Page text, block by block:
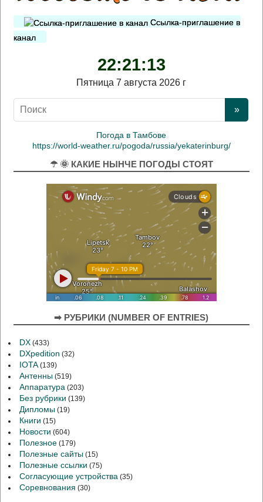
Ссылка-приглашение в
канал
22:21:13
Пятница 7 августа 2026 г
Погода в Тамбове
https://world-weather.ru/pogoda/russia/yekaterinburg/
☂ 🌞 КАКИЕ НЫНЧЕ ПОГОДЫ СТОЯТ
➡ РУБРИКИ (NUMBER OF ENTRIES)
DX (433)
DXpedition (32)
IOTA(139)
Антенны (519)
Аппаратура (203)
Без рубрики (139)
Дипломы (19)
Книги (15)
Новости (604)
Полезное (179)
Полезные сайты (15)
Полезные ссылки (75)
Согласующие устройства (35)
Соревнования (30)